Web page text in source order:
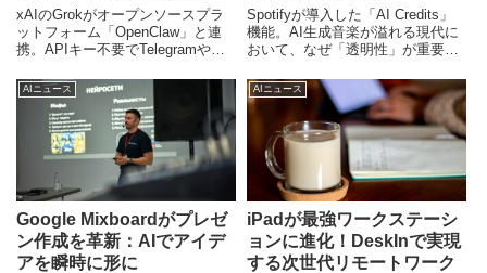
xAIのGrokがオープンソースプラ
ットフォーム「OpenClaw」と連
携。APIキー不要でTelegramや
AIエージェントの民主化が進む背
景と、ユーザーへのメリットを解
説します。
Spotifyが導入した「AI Credits」
機能。AI生成音楽が溢れる現代に
おいて、なぜ「透明性」が重要な
を独自の視点で考察します。
AIニュース
Google Mixboardがプレゼ
ン作成を革新：AIでアイデ
アを瞬時に形に
AIニュース
iPadが最強ワークステーシ
ョンに進化！DeskInで実現
する次世代リモートワーク